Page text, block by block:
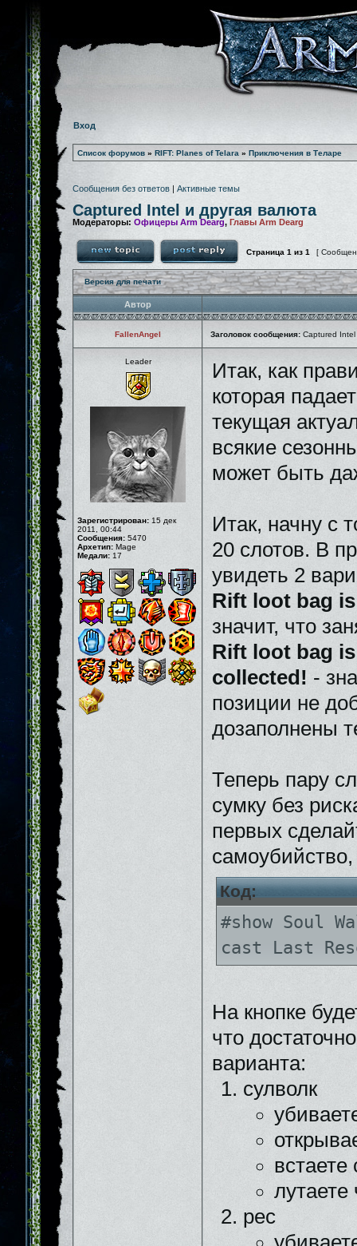
Вход
Список форумов » RIFT: Planes of Telara » Приключения в Теларе
Сообщения без ответов | Активные темы
Captured Intel и другая валюта
Модераторы: Офицеры Arm Dearg, Главы Arm Dearg
Страница 1 из 1 [
Версия для печати
Автор
FallenAngel Заголовок сообщения: Captured
Leader
Зарегистрирован: 15 дек
2011, 00:44
Сообщения: 5470
Архетип: Mage
Медали: 17
Итак, как
которая
текущая
всякие
может быть
Итак, начну с
20 слотов. В
увидеть 2
Rift loot bag
значит, что
Rift loot bag
collected! -
позиции не
дозаполнены
Теперь пару
сумку без
первых
Код:
#show Soul
cast Last
На кнопке
что
варианта:
сулволк
встаете
лутаете
рес